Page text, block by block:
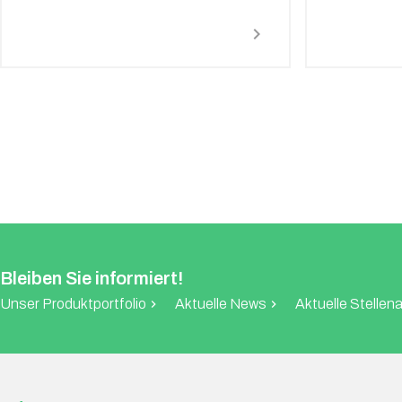
chevron_right
Bleiben Sie informiert!
Unser Produktportfolio chevron_right Aktuelle News chevron_right Aktuelle